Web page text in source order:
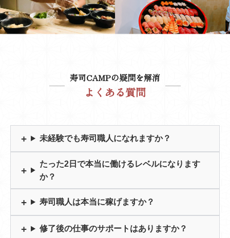
寿司CAMPの疑問を解消
よくある質問
未経験でも寿司職人になれますか？
たった2日で本当に働けるレベルになります
か？
寿司職人は本当に稼げますか？
修了後の仕事のサポートはありますか？